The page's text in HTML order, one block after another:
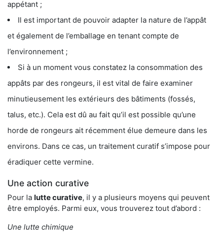
appétant ;
Il est important de pouvoir adapter la nature de l’appât
et également de l’emballage en tenant compte de
l’environnement ;
Si à un moment vous constatez la consommation des
appâts par des rongeurs, il est vital de faire examiner
minutieusement les extérieurs des bâtiments (fossés,
talus, etc.). Cela est dû au fait qu’il est possible qu’une
horde de rongeurs ait récemment élue demeure dans les
environs. Dans ce cas, un traitement curatif s’impose pour
éradiquer cette vermine.
Une action curative
Pour la lutte curative, il y a plusieurs moyens qui peuvent
être employés. Parmi eux, vous trouverez tout d’abord :
Une lutte chimique